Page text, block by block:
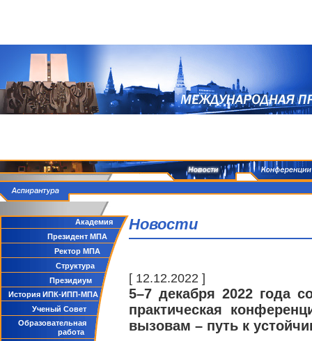
Академия
Президент МПА
Ректор МПА
Структура
Президиум
История ИПК-ИПП-МПА
Ученый Совет
Образовательная
работа
Новости
[ 12.12.2022 ]
5–7 декабря 2022 года
практическая
вызовам – путь к